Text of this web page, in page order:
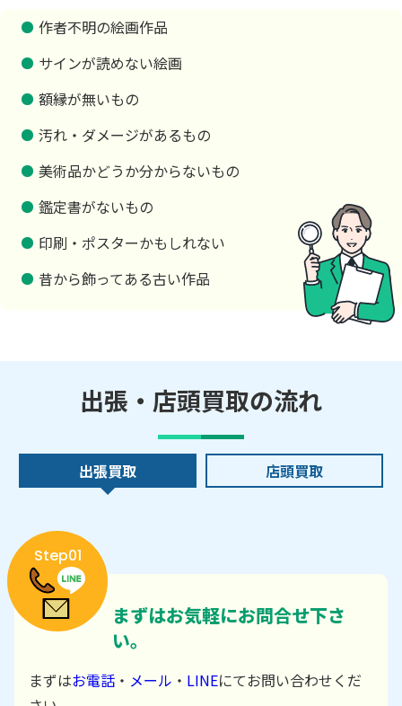
作者不明の絵画作品
サインが読めない絵画
額縁が無いもの
汚れ・ダメージがあるもの
美術品かどうか分からないもの
鑑定書がないもの
印刷・ポスターかもしれない
昔から飾ってある古い作品
出張・店頭買取の流れ
出張買取 店頭買取
Step01
まずはお気軽にお問合せ下さ
い。
まずはお電話 ・ メール ・ LINEにてお問い合わせくだ